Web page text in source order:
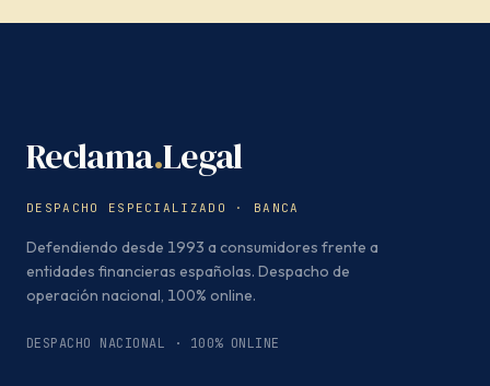
Reclama.Legal
DESPACHO ESPECIALIZADO · BANCA
Defendiendo desde 1993 a consumidores frente a
entidades financieras españolas. Despacho de
operación nacional, 100% online.
DESPACHO NACIONAL · 100% ONLINE